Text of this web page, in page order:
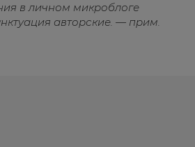
в личном микроблоге
авторские. — прим.